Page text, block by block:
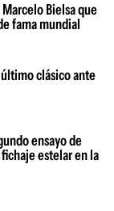
Bielsa que
fama mundial
clásico ante
ensayo de
estelar en la